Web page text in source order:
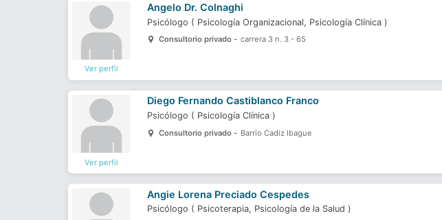
Ver perfil
Angelo Dr. Colnaghi
Psicólogo ( Psicología Organizacional, Psicología Clínica)
Consultorio privado - carrera 3 n. 3 - 65
Ver perfil
Diego Fernando Castiblanco Franco
Psicólogo ( Psicología Clínica)
Consultorio privado - Barrio Cadiz Ibague
Angie Lorena Preciado Cespedes
Psicólogo ( Psicoterapia, Psicología de la Salud)